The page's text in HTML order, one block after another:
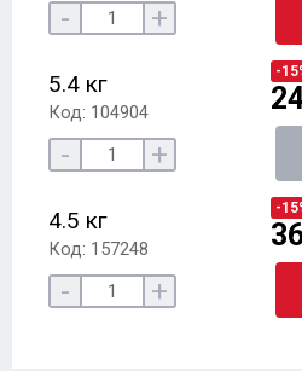
- +
5.4 кг
Код: 104904
-
- +
4.5 кг
Код: 157248
-
- +